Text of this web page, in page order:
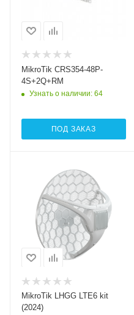
MikroTik CRS354-48P-
4S+2Q+RM
Узнать о наличии: 64
ПОД ЗАКАЗ
Один 2G / 3G / LTE6
Проводные,
оптические
интерфейсы
1xGigabit Ethernet
MikroTik LHGG LTE6 kit
(2024)